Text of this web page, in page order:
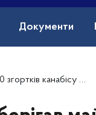
Документи
поліцейські затримали торговця наркотиками